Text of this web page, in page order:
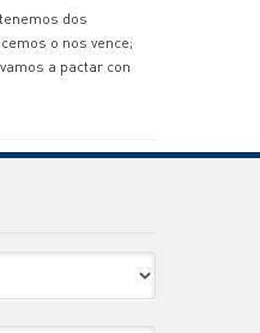
dos
o nos vence;
a pactar con